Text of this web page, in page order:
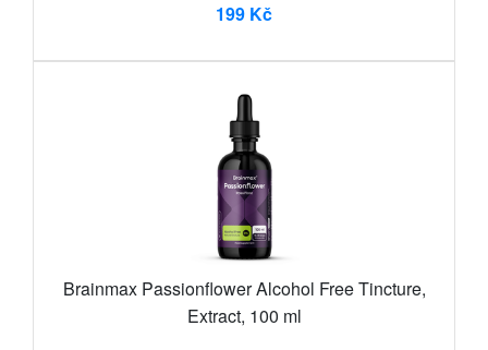
199 Kč
Brainmax Passionflower Alcohol Free Tincture,
Extract, 100 ml